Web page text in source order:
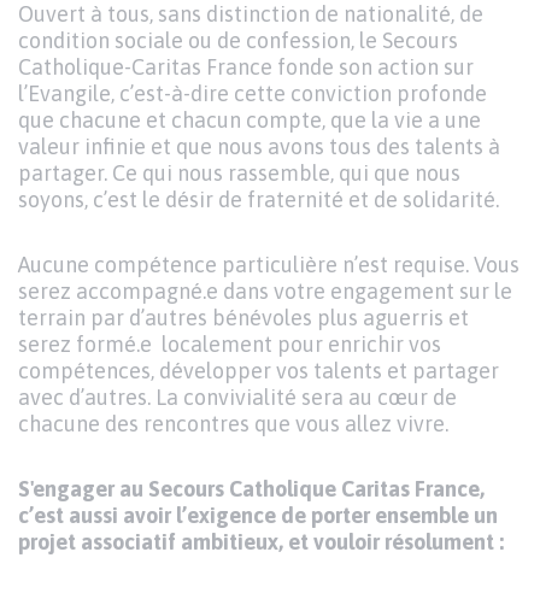
Ouvert à tous, sans distinction de nationalité, de
condition sociale ou de confession, le Secours
Catholique-Caritas France fonde son action sur
l’Evangile, c’est-à-dire cette conviction profonde
que chacune et chacun compte, que la vie a une
valeur infinie et que nous avons tous des talents à
partager. Ce qui nous rassemble, qui que nous
soyons, c’est le désir de fraternité et de solidarité.
Aucune compétence particulière n’est requise. Vous
serez accompagné.e dans votre engagement sur le
terrain par d’autres bénévoles plus aguerris et
serez formé.e localement pour enrichir vos
compétences, développer vos talents et partager
avec d’autres. La convivialité sera au cœur de
chacune des rencontres que vous allez vivre.
S'engager au Secours Catholique Caritas France,
c’est aussi avoir l’exigence de porter ensemble un
projet associatif ambitieux, et vouloir résolument :